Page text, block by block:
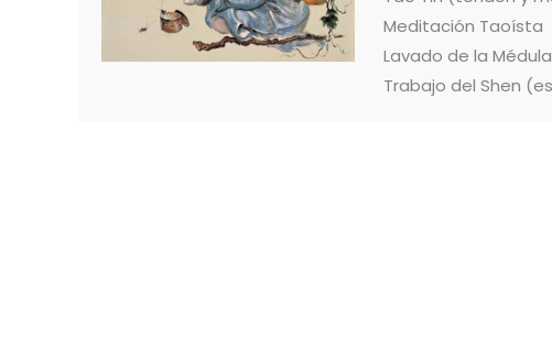
Meditación Taoísta
Lavado de la
Trabajo del Shen